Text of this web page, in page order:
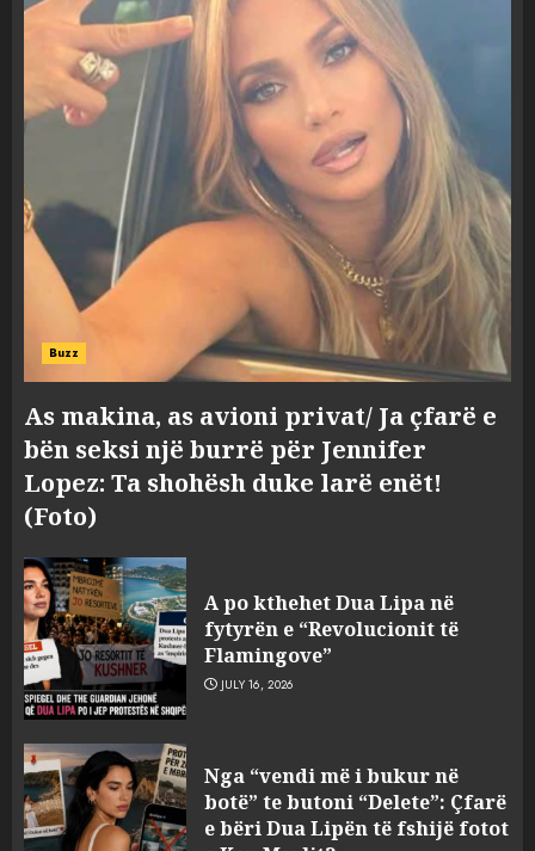
Buzz
As makina, as avioni privat/ Ja çfarë e
bën seksi një burrë për Jennifer
Lopez: Ta shohësh duke larë enët!
(Foto)
A po kthehet Dua Lipa në
fytyrën e “Revolucionit të
Flamingove”
JULY 16, 2026
Nga “vendi më i bukur në
botë” te butoni “Delete”: Çfarë
e bëri Dua Lipën të fshijë fotot
shkrihen, nisin aksionin
kundër propozimit të
mazhorancës